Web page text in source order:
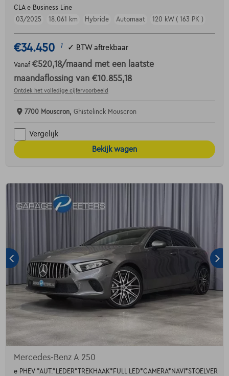
CLA e Business Line
03/2025
18.061 km Hybride Automaat 120 kW ( 163 PK )
€34.450 1 ✓ BTW aftrekbaar
Vanaf €520,18/maand met een laatste
maandaflossing van €10.855,18
Ontdek het volledige cijfervoorbeeld
7700 Mouscron, Ghistelinck Mouscron
Vergelijk
Bekijk wagen
Mercedes-Benz A 250
e PHEV *AUT.*LEDER*TREKHAAK*FULL LED*CAMERA*NAVI*STOELVER